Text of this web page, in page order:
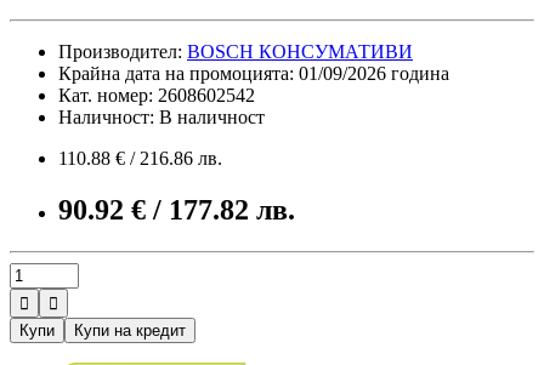
Производител: BOSCH КОНСУМАТИВИ
Крайна дата на промоцията: 01/09/2026 година
Кат. номер: 2608602542
Наличност: В наличност
110.88 € / 216.86 лв.
90.92 € / 177.82 лв.


Купи
Купи на кредит